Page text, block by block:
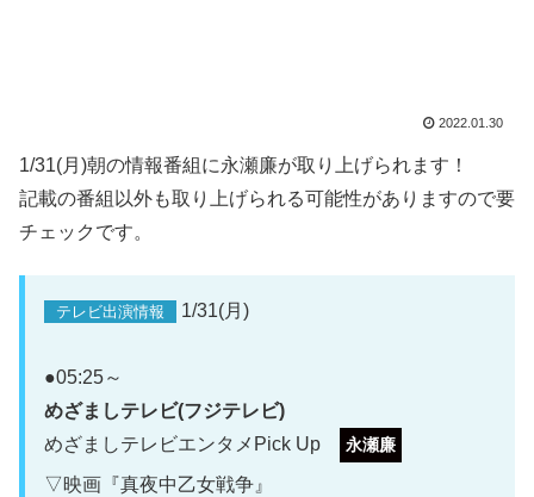
2022.01.30
1/31(月)朝の情報番組に永瀬廉が取り上げられます！
記載の番組以外も取り上げられる可能性がありますので要
チェックです。
テレビ出演情報 1/31(月)
●05:25～
めざましテレビ(フジテレビ)
めざましテレビエンタメPick Up
永瀬廉
▽映画『真夜中乙女戦争』